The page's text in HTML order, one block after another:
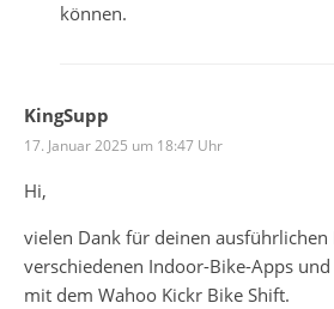
können.
KingSupp
17. Januar 2025 um 18:47 Uhr
Hi,
vielen Dank für deinen
verschiedenen Indoor-Bike-Apps
mit dem Wahoo Kickr Bike Shift.